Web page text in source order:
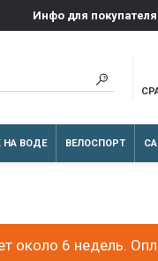
Инфо для покупателя
НА ВОДЕ ВЕЛОСПОРТ
6 недель.